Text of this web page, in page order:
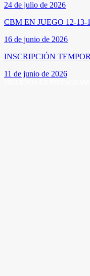
24 de julio de 2026
CBM EN JUEGO 12-13-
16 de junio de 2026
INSCRIPCIÓN
11 de junio de 2026